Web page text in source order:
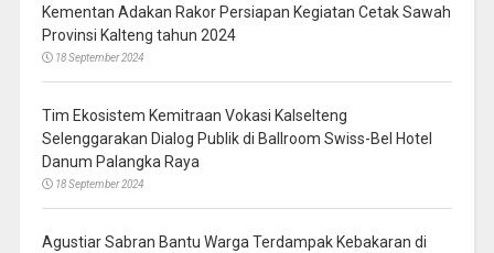
Kementan Adakan Rakor Persiapan Kegiatan Cetak Sawah
Provinsi Kalteng tahun 2024
18 September 2024
Tim Ekosistem Kemitraan Vokasi Kalselteng
Selenggarakan Dialog Publik di Ballroom Swiss-Bel Hotel
Danum Palangka Raya
18 September 2024
Agustiar Sabran Bantu Warga Terdampak Kebakaran di